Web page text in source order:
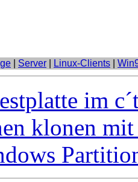
Server Linux-Clients
im
klonen